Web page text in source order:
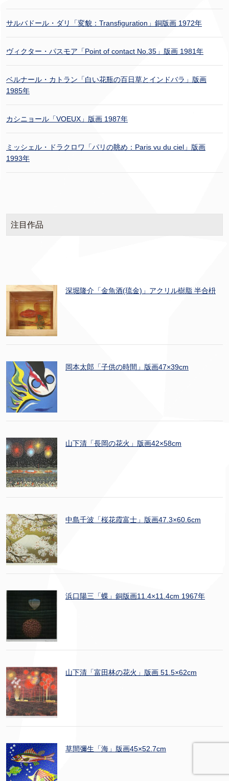
サルバドール・ダリ「変貌：Transfiguration」銅版画 1972年
ヴィクター・パスモア「Point of contact No.35」版画 1981年
ベルナール・カトラン「白い花瓶の百日草とインドバラ」版画
1985年
カシニョール「VOEUX」版画 1987年
ミッシェル・ドラクロワ「パリの眺め：Paris vu du ciel」版画
1993年
注目作品
深堀隆介「金魚酒(琉金)」アクリル樹脂 半合枡
岡本太郎「子供の時間」版画47×39cm
山下清「長岡の花火」版画42×58cm
中島千波「桜花霞富士」版画47.3×60.6cm
浜口陽三「蝶」銅版画11.4×11.4cm 1967年
山下清「富田林の花火」版画 51.5×62cm
草間彌生「海」版画45×52.7cm